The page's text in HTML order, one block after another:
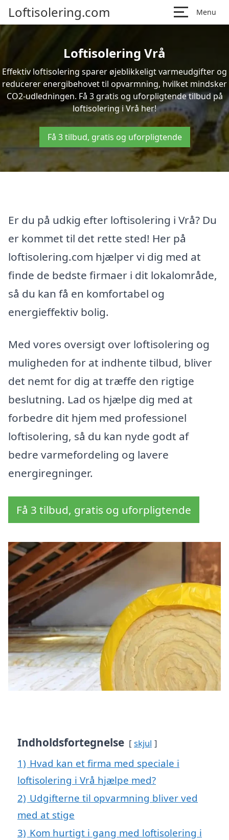
Loftisolering.com Menu
Loftisolering Vrå
Effektiv loftisolering sparer øjeblikkeligt varmeudgifter og
reducerer energibehovet til opvarmning, hvilket mindsker
CO2-udledningen. Få 3 gratis og uforpligtende tilbud på
loftisolering i Vrå her!
Få 3 tilbud, gratis og uforpligtende
Er du på udkig efter loftisolering i Vrå? Du
er kommet til det rette sted! Her på
loftisolering.com hjælper vi dig med at
finde de bedste firmaer i dit lokalområde,
så du kan få en komfortabel og
energieffektiv bolig.
Med vores oversigt over loftisolering og
muligheden for at indhente tilbud, bliver
det nemt for dig at træffe den rigtige
beslutning. Lad os hjælpe dig med at
forbedre dit hjem med professionel
loftisolering, så du kan nyde godt af
bedre varmefordeling og lavere
energiregninger.
Få 3 tilbud, gratis og uforpligtende
Indholdsfortegnelse skjul
1) Hvad kan et firma med speciale i
loftisolering i Vrå hjælpe med?
2) Udgifterne til opvarmning bliver ved
med at stige
3) Kom hurtigt i gang med loftisolering i